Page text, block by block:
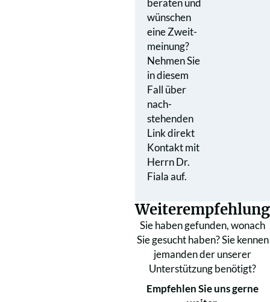
beraten und
wünschen
eine Zweit­
meinung?
Nehmen Sie
in diesem
Fall über
nach­
stehenden
Link direkt
Kontakt mit
Herrn Dr.
Fiala auf.
Weiterempfehlung
Sie haben gefunden, wonach
Sie gesucht haben? Sie kennen
jemanden der unserer
Unterstützung benötigt?
Empfehlen Sie uns gerne